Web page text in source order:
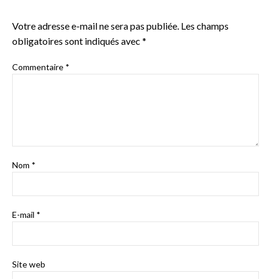
Votre adresse e-mail ne sera pas publiée. Les champs
obligatoires sont indiqués avec *
Commentaire *
Nom *
E-mail *
Site web